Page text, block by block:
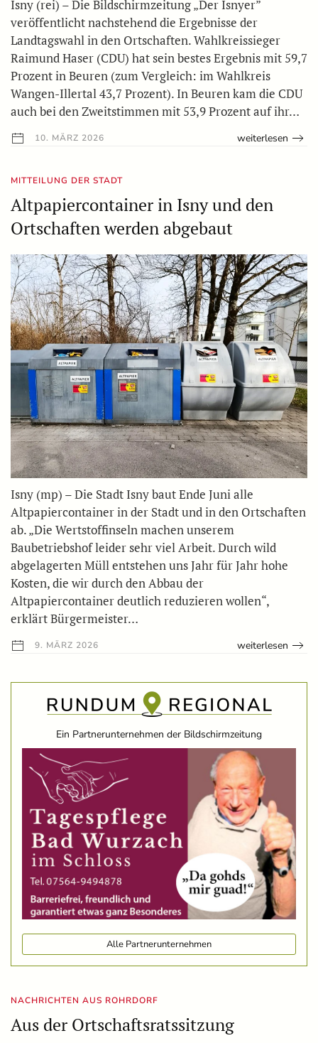
Isny (rei) – Die Bildschirmzeitung „Der Isnyer”
veröffentlicht nachstehend die Ergebnisse der
Landtagswahl in den Ortschaften. Wahlkreissieger
Raimund Haser (CDU) hat sein bestes Ergebnis mit 59,7
Prozent in Beuren (zum Vergleich: im Wahlkreis
Wangen-Illertal 43,7 Prozent). In Beuren kam die CDU
auch bei den Zweitstimmen mit 53,9 Prozent auf ihr…
10. MÄRZ 2026 weiterlesen
MITTEILUNG DER STADT
Altpapiercontainer in Isny und den
Ortschaften werden abgebaut
Isny (mp) – Die Stadt Isny baut Ende Juni alle
Altpapiercontainer in der Stadt und in den Ortschaften
ab. „Die Wertstoffinseln machen unserem
Baubetriebshof leider sehr viel Arbeit. Durch wild
abgelagerten Müll entstehen uns Jahr für Jahr hohe
Kosten, die wir durch den Abbau der
Altpapiercontainer deutlich reduzieren wollen“,
erklärt Bürgermeister…
9. MÄRZ 2026 weiterlesen
Ein Partnerunternehmen der Bildschirmzeitung
Alle Partnerunternehmen
NACHRICHTEN AUS ROHRDORF
Aus der Ortschaftsratssitzung